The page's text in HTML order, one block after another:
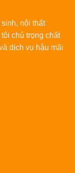
nội thất
chú trọng chất
dịch vụ hậu mãi